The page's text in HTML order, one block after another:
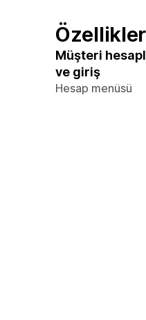
Özellikler
Müşteri
ve giriş
Hesap menüsü